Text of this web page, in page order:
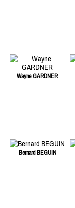
Wayne GARDNER
Bernard BEGUIN